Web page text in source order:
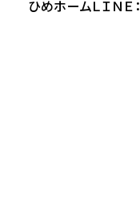
ひめホームＬＩＮＥ：